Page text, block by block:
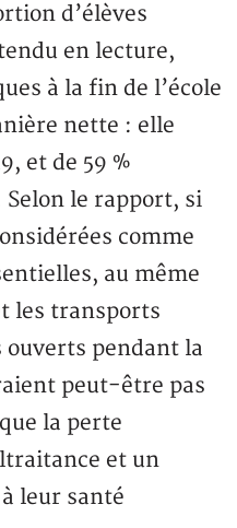
d’élèves
en lecture,
à la fin de l’école
nette : elle
et de 59 %
le rapport, si
comme
au même
les transports
pendant la
peut-être pas
la perte
et un
leur santé